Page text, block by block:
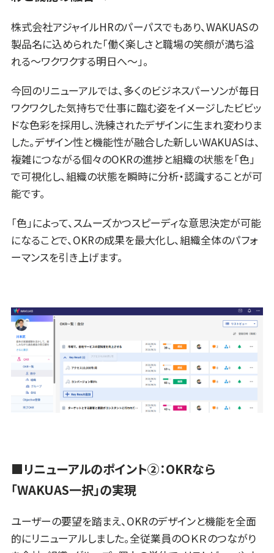
株式会社アジャイルHRのパーパスでもあり、WAKUASの
製品名に込められた「働く楽しさと職場の笑顔が満ち溢
れる～ワクワクする明日へ～」。
今回のリニューアルでは、多くのビジネスパーソンが毎日
ワクワクした気持ちで仕事に臨む姿をイメージしたビビッ
ドな色彩を採用し、洗練されたデザインに生まれ変わりま
した。デザイン性と機能性が融合した新しいWAKUASは、
複雑につながる個々のOKRの進捗と組織の状態を「色」
で可視化し、組織の状態を瞬時に分析・認識することが可
能です。
「色」によって、スムーズかつスピーディな意思決定が可能
になることで、OKRの成果を最大化し、組織全体のパフォ
ーマンスを引き上げます。
■リニューアルのポイント②：OKRなら
「WAKUAS一択」の実現
ユーザーの要望を踏まえ、OKRのデザインと機能を全面
的にリニューアルしました。全従業員のＯＫＲのつながり